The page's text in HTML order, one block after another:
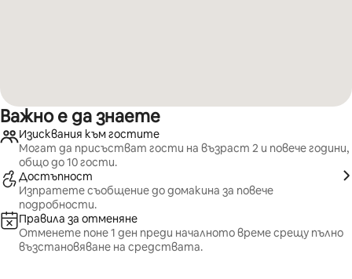
Важно е да знаете
Изисквания към гостите
Могат да присъстват гости на възраст 2 и повече години,
общо до 10 гости.
Достъпност
Изпратете съобщение до домакина за повече
подробности.
Правила за отменяне
Отменете поне 1 ден преди началното време срещу пълно
възстановяване на средствата.